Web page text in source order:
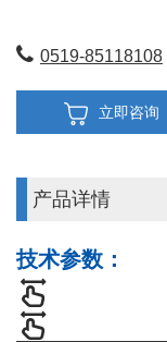
0519-85118108
立即咨询
产品详情
技术参数：